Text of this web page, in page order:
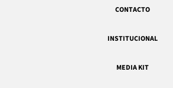
CONTACTO
INSTITUCIONAL
MEDIA KIT